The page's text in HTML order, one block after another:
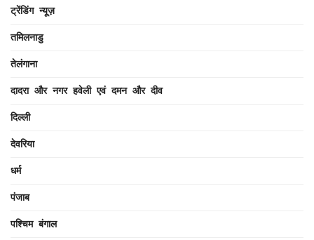
ट्रेंडिंग न्यूज़
तमिलनाडु
तेलंगाना
दादरा और नगर हवेली एवं दमन और दीव
दिल्ली
देवरिया
धर्म
पंजाब
पश्चिम बंगाल